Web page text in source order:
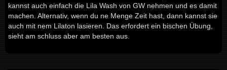
kannst auch einfach die Lila Wash von GW nehmen und es damit
machen. Alternativ, wenn du ne Menge Zeit hast, dann kannst sie
auch mit nem Lilaton lasieren. Das erfordert ein bischen Übung,
sieht am schluss aber am besten aus.